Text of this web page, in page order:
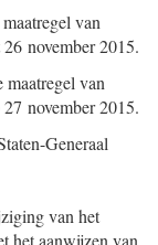
van
november 2015.
maatregel van
november 2015.
Generaal
van het
het aanwijzen van